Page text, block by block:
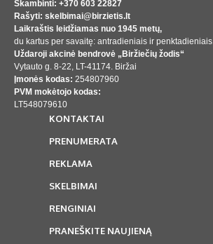
Skambinti: +370 603 22827
Rašyti: skelbimai@birzietis.lt
Laikraštis leidžiamas nuo 1945 metų,
du kartus per savaitę: antradieniais ir penktadieniais.
Uždaroji akcinė bendrovė „Biržiečių žodis“
Vytauto g. 8-22, LT-41174. Biržai
Įmonės kodas: 254807960
PVM mokėtojo kodas:
LT548079610
KONTAKTAI
PRENUMERATA
REKLAMA
SKELBIMAI
RENGINIAI
PRANEŠKITE NAUJIENĄ